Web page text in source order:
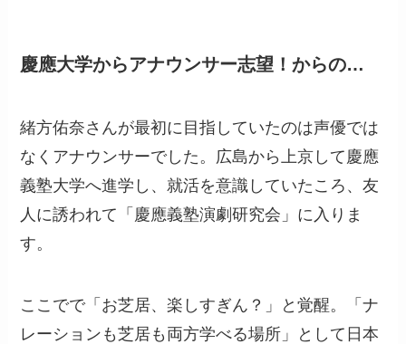
慶應大学からアナウンサー志望！からの…
緒方佑奈さんが最初に目指していたのは声優では
なくアナウンサーでした。広島から上京して慶應
義塾大学へ進学し、就活を意識していたころ、友
人に誘われて「慶應義塾演劇研究会」に入りま
す。
ここでで「お芝居、楽しすぎん？」と覚醒。「ナ
レーションも芝居も両方学べる場所」として日本